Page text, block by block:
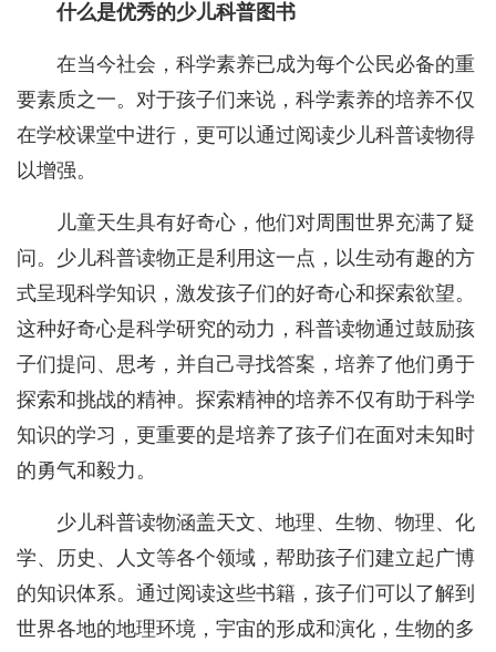
什么是优秀的少儿科普图书
在当今社会，科学素养已成为每个公民必备的重
要素质之一。对于孩子们来说，科学素养的培养不仅
在学校课堂中进行，更可以通过阅读少儿科普读物得
以增强。
儿童天生具有好奇心，他们对周围世界充满了疑
问。少儿科普读物正是利用这一点，以生动有趣的方
式呈现科学知识，激发孩子们的好奇心和探索欲望。
这种好奇心是科学研究的动力，科普读物通过鼓励孩
子们提问、思考，并自己寻找答案，培养了他们勇于
探索和挑战的精神。探索精神的培养不仅有助于科学
知识的学习，更重要的是培养了孩子们在面对未知时
的勇气和毅力。
少儿科普读物涵盖天文、地理、生物、物理、化
学、历史、人文等各个领域，帮助孩子们建立起广博
的知识体系。通过阅读这些书籍，孩子们可以了解到
世界各地的地理环境，宇宙的形成和演化，生物的多